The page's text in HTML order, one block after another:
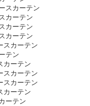
スカーテン
カーテン
カーテン
カーテン
スカーテン
テン
カーテン
スカーテン
スカーテン
カーテン
ーテン